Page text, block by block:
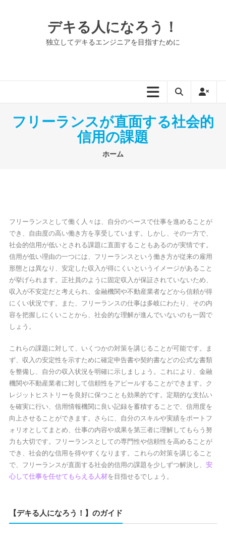
デキる人になろう！
独立してデキるエンジニアを目指すために
フリーランスが直面する社会的
信用の課題
ホーム
フリーランスとして働く人々は、自分のペースで仕事を進めることが
でき、自由度の高い働き方を享受しています。しかし、その一方で、
社会的信用が低いとされる課題に直面することもあるのが実情です。
信用が低い理由の一つには、フリーランスという働き方が従来の雇用
形態とは異なり、安定した収入が得にくいというイメージがあること
が挙げられます。正社員のように固定収入が保証されていないため、
収入が不安定だと考えられ、金融機関や不動産業者などから信頼が得
にくい状況です。また、フリーランスの仕事は多岐にわたり、その内
容を把握しにくいことから、社会的な理解が進んでいないのも一因で
しょう。
これらの課題に対して、いくつかの対策を講じることが可能です。ま
ず、収入の安定性を示すために確定申告書や契約書などの公式な書類
を整備し、自分の収入状況を明確に示しましょう。これにより、金融
機関や不動産業者に対して信頼性をアピールすることができます。ク
レジットヒストリーを良好に保つことも効果的です。定期的な支払い
を確実に行い、信用情報機関に良い記録を蓄積することで、信用度を
向上させることができます。さらに、自分のスキルや実績をポートフ
ォリオとしてまとめ、仕事の内容や成果を第三者に理解してもらう努
力も大切です。フリーランスとしての専門性や信頼性を高めることが
でき、社会的な信用を得やすくなります。これらの対策を講じること
で、フリーランスが直面する社会的信用の課題を少しずつ解決し、 安
心して仕事を任せてもらえる人材を目指せるでしょう。
【デキる人になろう！】のガイド